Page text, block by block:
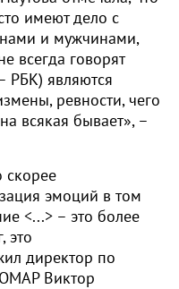
имеют дело с
и мужчинами,
всегда говорят
РБК) являются
ревности, чего
всякая бывает», –
скорее
эмоций в том
<...> – это более
это
директор по
Виктор